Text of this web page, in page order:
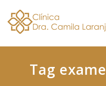
content
Tag